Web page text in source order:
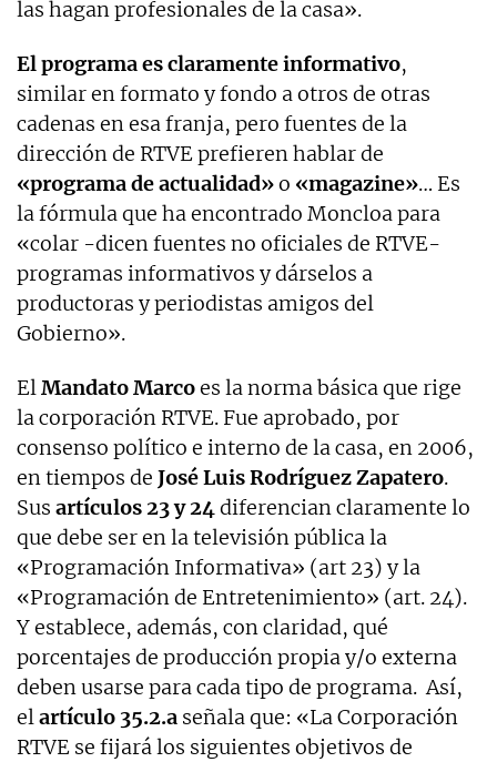
las hagan profesionales de la casa».
El programa es claramente informativo,
similar en formato y fondo a otros de otras
cadenas en esa franja, pero fuentes de la
dirección de RTVE prefieren hablar de
«programa de actualidad»o «magazine»… Es
la fórmula que ha encontrado Moncloa para
«colar -dicen fuentes no oficiales de RTVE-
programas informativos y dárselos a
productoras y periodistas amigos del
Gobierno».
ElMandato Marcoes la norma básica que rige
la corporación RTVE. Fue aprobado, por
consenso político e interno de la casa, en 2006,
en tiempos de José Luis Rodríguez Zapatero.
Sus artículos 23 y 24diferencian claramente lo
que debe ser en la televisión pública la
«Programación Informativa» (art 23) y la
«Programación de Entretenimiento» (art. 24).
Y establece, además, con claridad, qué
porcentajes de producción propia y/o externa
deben usarse para cada tipo de programa. Así,
elartículo 35.2.a señala que: «La Corporación
RTVE se fijará los siguientes objetivos de